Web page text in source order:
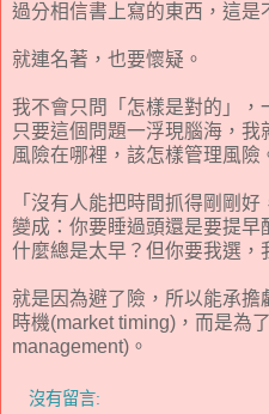
過分相信書上寫的東西，這是
就連名著，也要懷疑。
我不會只問「怎樣是對的」，
只要這個問題一浮現腦海，我
風險在哪裡，該怎樣管理風險
「沒有人能把時間抓得剛剛
變成：你要睡過頭還是要提
什麼總是太早？但你要我選，
就是因為避了險，所以能承
時機(market timing)，而是為
management)。
沒有留言: